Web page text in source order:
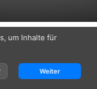
Ex-Militär Frank Martin
an der französischen
Kurierfahrer
er keine unnötigen
Lai entdeckt und
um Inhalte für
Weiter